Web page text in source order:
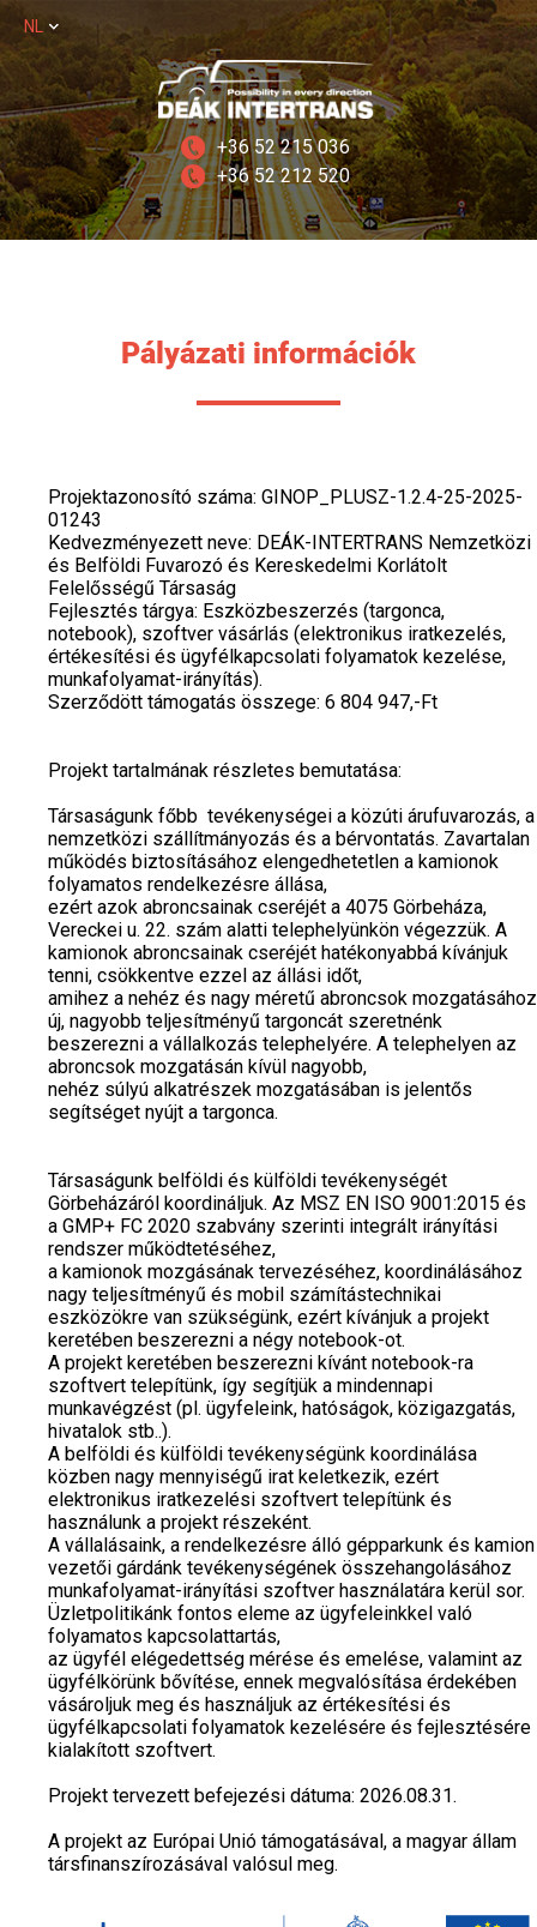
+36 52 215 036
+36 52 212 520
NL
Pályázati információk
Projektazonosító száma: GINOP_PLUSZ-1.2.4-25-2025-
01243
Kedvezményezett neve: DEÁK-INTERTRANS Nemzetközi
és Belföldi Fuvarozó és Kereskedelmi Korlátolt
Felelősségű Társaság
Fejlesztés tárgya: Eszközbeszerzés (targonca,
notebook), szoftver vásárlás (elektronikus iratkezelés,
értékesítési és ügyfélkapcsolati folyamatok kezelése,
munkafolyamat-irányítás).
Szerződött támogatás összege: 6 804 947,-Ft
Projekt tartalmának részletes bemutatása:
Társaságunk főbb tevékenységei a közúti árufuvarozás, a
nemzetközi szállítmányozás és a bérvontatás. Zavartalan
működés biztosításához elengedhetetlen a kamionok
folyamatos rendelkezésre állása,
ezért azok abroncsainak cseréjét a 4075 Görbeháza,
Vereckei u. 22. szám alatti telephelyünkön végezzük. A
kamionok abroncsainak cseréjét hatékonyabbá kívánjuk
tenni, csökkentve ezzel az állási időt,
amihez a nehéz és nagy méretű abroncsok mozgatásához
új, nagyobb teljesítményű targoncát szeretnénk
beszerezni a vállalkozás telephelyére. A telephelyen az
abroncsok mozgatásán kívül nagyobb,
nehéz súlyú alkatrészek mozgatásában is jelentős
segítséget nyújt a targonca.
Társaságunk belföldi és külföldi tevékenységét
Görbeházáról koordináljuk. Az MSZ EN ISO 9001:2015 és
a GMP+ FC 2020 szabvány szerinti integrált irányítási
rendszer működtetéséhez,
a kamionok mozgásának tervezéséhez, koordinálásához
nagy teljesítményű és mobil számítástechnikai
eszközökre van szükségünk, ezért kívánjuk a projekt
keretében beszerezni a négy notebook-ot.
A projekt keretében beszerezni kívánt notebook-ra
szoftvert telepítünk, így segítjük a mindennapi
munkavégzést (pl. ügyfeleink, hatóságok, közigazgatás,
hivatalok stb..).
A belföldi és külföldi tevékenységünk koordinálása
közben nagy mennyiségű irat keletkezik, ezért
elektronikus iratkezelési szoftvert telepítünk és
használunk a projekt részeként.
A vállalásaink, a rendelkezésre álló gépparkunk és kamion
vezetői gárdánk tevékenységének összehangolásához
munkafolyamat-irányítási szoftver használatára kerül sor.
Üzletpolitikánk fontos eleme az ügyfeleinkkel való
folyamatos kapcsolattartás,
az ügyfél elégedettség mérése és emelése, valamint az
ügyfélkörünk bővítése, ennek megvalósítása érdekében
vásároljuk meg és használjuk az értékesítési és
ügyfélkapcsolati folyamatok kezelésére és fejlesztésére
kialakított szoftvert.
Projekt tervezett befejezési dátuma: 2026.08.31.
A projekt az Európai Unió támogatásával, a magyar állam
társfinanszírozásával valósul meg.